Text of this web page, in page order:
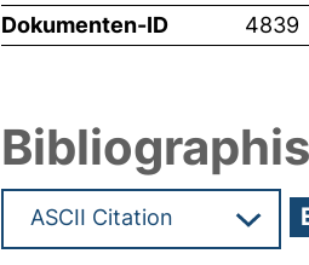
Dokumenten-ID 4839